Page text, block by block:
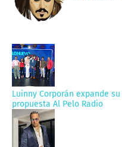
Luinny Corporán expande
propuesta Al Pelo Radio